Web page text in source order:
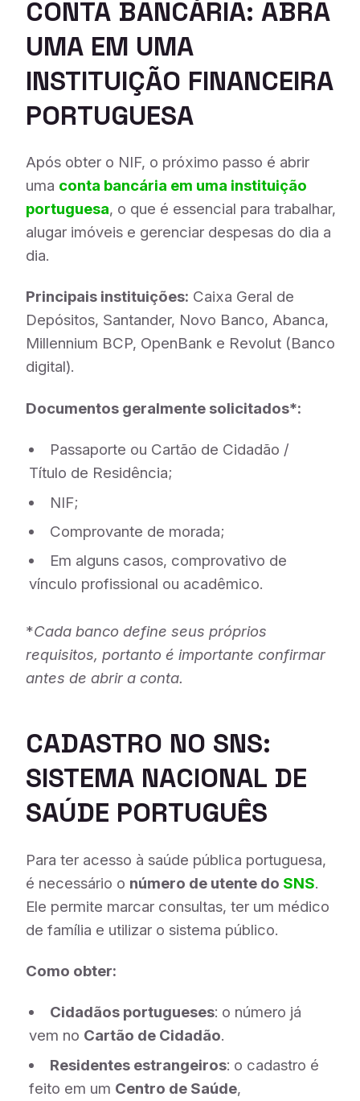
CONTA BANCÁRIA: ABRA
UMA EM UMA
INSTITUIÇÃO FINANCEIRA
PORTUGUESA
Após obter o NIF, o próximo passo é abrir
uma conta bancária em uma instituição
portuguesa, o que é essencial para trabalhar,
alugar imóveis e gerenciar despesas do dia a
dia.
Principais instituições: Caixa Geral de
Depósitos, Santander, Novo Banco, Abanca,
Millennium BCP, OpenBank e Revolut (Banco
digital).
Documentos geralmente solicitados*:
Passaporte ou Cartão de Cidadão /
Título de Residência;
NIF;
Comprovante de morada;
Em alguns casos, comprovativo de
vínculo profissional ou acadêmico.
*Cada banco define seus próprios
requisitos, portanto é importante confirmar
antes de abrir a conta.
CADASTRO NO SNS:
SISTEMA NACIONAL DE
SAÚDE PORTUGUÊS
Para ter acesso à saúde pública portuguesa,
é necessário o número de utente do SNS.
Ele permite marcar consultas, ter um médico
de família e utilizar o sistema público.
Como obter:
Cidadãos portugueses: o número já
vem no Cartão de Cidadão.
Residentes estrangeiros: o cadastro é
feito em um Centro de Saúde,